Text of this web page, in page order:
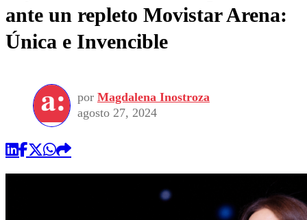
ante un repleto Movistar Arena:
Única e Invencible
por Magdalena Inostroza
agosto 27, 2024